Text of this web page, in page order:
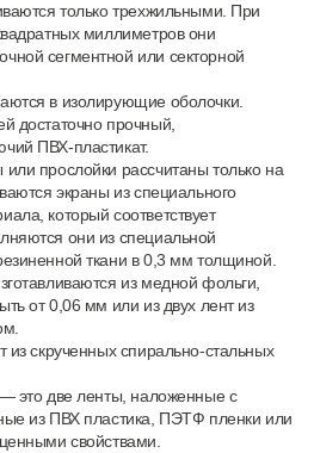
только трехжильными. При
миллиметров они
сегментной или секторной
в изолирующие оболочки.
достаточно прочный,
ПВХ-пластикат.
прослойки рассчитаны только на
экраны из специального
который соответствует
они из специальной
ткани в 0,3 мм толщиной.
из медной фольги,
от 0,06 мм или из двух лент из
из скрученных спирально-стальных
это две ленты, наложенные с
из ПВХ пластика, ПЭТФ пленки или
свойствами.